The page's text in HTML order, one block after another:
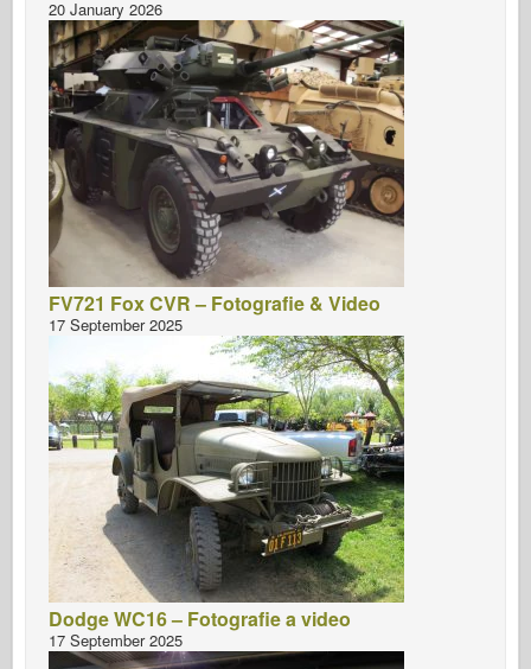
20 January 2026
FV721 Fox CVR – Fotografie & Video
17 September 2025
Dodge WC16 – Fotografie a video
17 September 2025